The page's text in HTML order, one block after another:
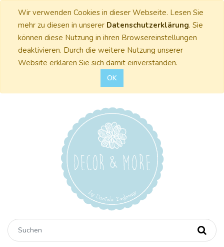
Wir verwenden Cookies in dieser Webseite. Lesen Sie
mehr zu diesen in unserer Datenschutzerklärung. Sie
können diese Nutzung in ihren Browsereinstellungen
deaktivieren. Durch die weitere Nutzung unserer
Website erklären Sie sich damit einverstanden.
OK